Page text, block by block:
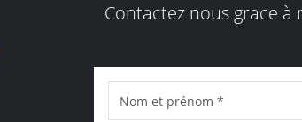
Contactez nous grace